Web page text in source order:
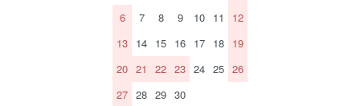
6
7 8 9 10 11
12
13 14 15 16 17 18 19
20 21 22 23 24 25 26
27 28 29 30